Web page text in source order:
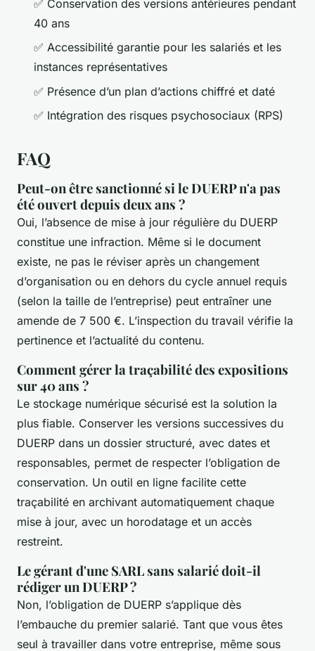
✅ Conservation des versions antérieures pendant
40 ans
✅ Accessibilité garantie pour les salariés et les
instances représentatives
✅ Présence d’un plan d’actions chiffré et daté
✅ Intégration des risques psychosociaux (RPS)
FAQ
Peut-on être sanctionné si le DUERP n'a pas
été ouvert depuis deux ans ?
Oui, l’absence de mise à jour régulière du DUERP
constitue une infraction. Même si le document
existe, ne pas le réviser après un changement
d’organisation ou en dehors du cycle annuel requis
(selon la taille de l’entreprise) peut entraîner une
amende de 7 500 €. L’inspection du travail vérifie la
pertinence et l’actualité du contenu.
Comment gérer la traçabilité des expositions
sur 40 ans ?
Le stockage numérique sécurisé est la solution la
plus fiable. Conserver les versions successives du
DUERP dans un dossier structuré, avec dates et
responsables, permet de respecter l’obligation de
conservation. Un outil en ligne facilite cette
traçabilité en archivant automatiquement chaque
mise à jour, avec un horodatage et un accès
restreint.
Le gérant d'une SARL sans salarié doit-il
rédiger un DUERP ?
Non, l’obligation de DUERP s’applique dès
l’embauche du premier salarié. Tant que vous êtes
seul à travailler dans votre entreprise, même sous